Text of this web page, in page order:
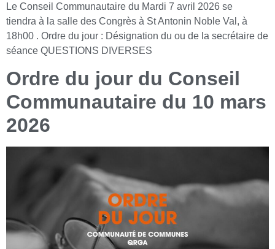
Le Conseil Communautaire du Mardi 7 avril 2026 se
tiendra à la salle des Congrès à St Antonin Noble Val, à
18h00 . Ordre du jour : Désignation du ou de la secrétaire de
séance QUESTIONS DIVERSES
Ordre du jour du Conseil
Communautaire du 10 mars
2026